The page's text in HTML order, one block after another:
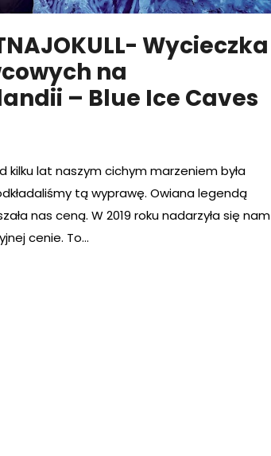
Wycieczka
na
– Blue Ice Caves
kilku lat naszym cichym marzeniem była
tą wyprawę. Owiana legendą
nas ceną. W 2019 roku nadarzyła się nam
cenie. To…